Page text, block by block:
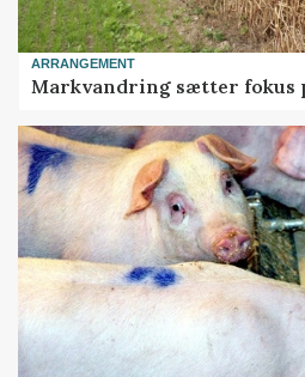
ARRANGEMENT
Markvandring sætter fokus